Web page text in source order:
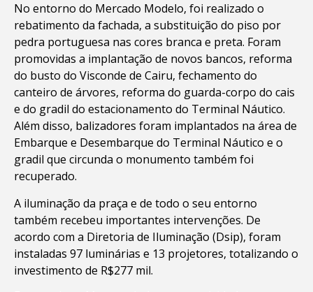
No entorno do Mercado Modelo, foi realizado o
rebatimento da fachada, a substituição do piso por
pedra portuguesa nas cores branca e preta. Foram
promovidas a implantação de novos bancos, reforma
do busto do Visconde de Cairu, fechamento do
canteiro de árvores, reforma do guarda-corpo do cais
e do gradil do estacionamento do Terminal Náutico.
Além disso, balizadores foram implantados na área de
Embarque e Desembarque do Terminal Náutico e o
gradil que circunda o monumento também foi
recuperado.
A iluminação da praça e de todo o seu entorno
também recebeu importantes intervenções. De
acordo com a Diretoria de Iluminação (Dsip), foram
instaladas 97 luminárias e 13 projetores, totalizando o
investimento de R$277 mil.